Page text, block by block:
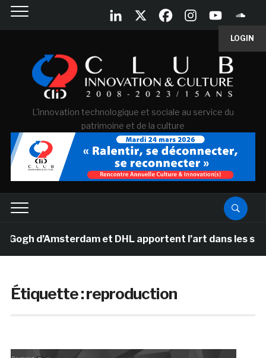
LOGIN
L'innovation technologique et sociale au service du
patrimoine et de la culture
d’Amsterdam et DHL apportent l’art dans les salles
Étiquette :reproduction